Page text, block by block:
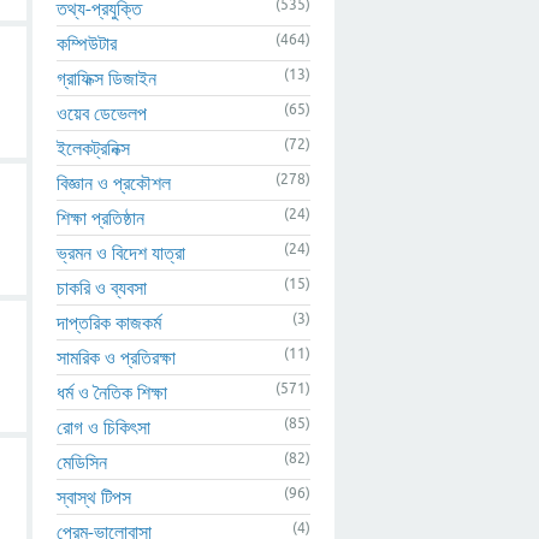
তথ্য-প্রযুক্তি (535)
কম্পিউটার (464)
গ্রাফিক্স ডিজাইন (13)
ওয়েব ডেভেলপ (65)
ইলেকট্রনিক্স (72)
বিজ্ঞান ও প্রকৌশল (278)
শিক্ষা প্রতিষ্ঠান (24)
ভ্রমন ও বিদেশ যাত্রা (24)
চাকরি ও ব্যবসা (15)
দাপ্তরিক কাজকর্ম (3)
সামরিক ও প্রতিরক্ষা (11)
ধর্ম ও নৈতিক শিক্ষা (571)
রোগ ও চিকিৎসা (85)
মেডিসিন (82)
স্বাস্থ টিপস (96)
প্রেম-ভালোবাসা (4)